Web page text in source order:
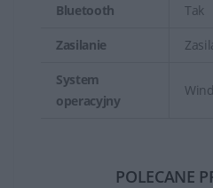
Bluetooth Tak
Zasilanie
System
operacyjny
POLECANE